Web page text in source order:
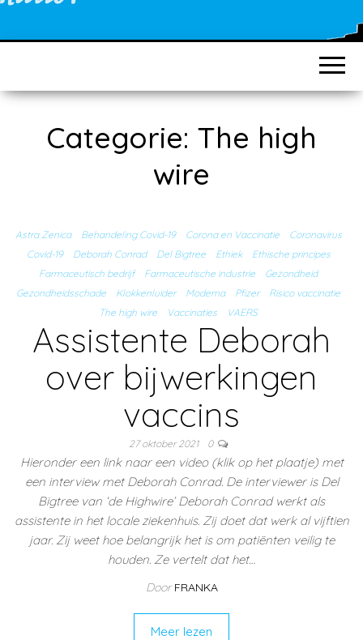
Categorie: The high
wire
Astra Zenica Behandeling Covid-19 Corona en Vaccinatie
Coronavirus
Covid-19
Deborah Conrad Del Bigtree Ethiek
Ethische principes
Farmaceutisch bedrijf
Farmaceutische industrie
Gezondheid
Gezondheidsschade
Klokkenluider Moderna Pfizer
Risico vaccinatie
The high wire
Vaccinaties VAERS
Assistente Deborah
over bijwerkingen
vaccins
27 oktober 2021 0
Hieronder een link naar een video (klik op het plaatje) met
een interview met Deborah Conrad. De interviewer is Del
Bigtree van ‘de Highwire’ Deborah Conrad werkt als
assistente in het locale ziekenhuis. Zij doet dat werk al vijftien
jaar. Zij weet hoe belangrijk het is om patiënten veilig te
houden. Ze vertelt dat het…
Door FRANKA
Meer lezen